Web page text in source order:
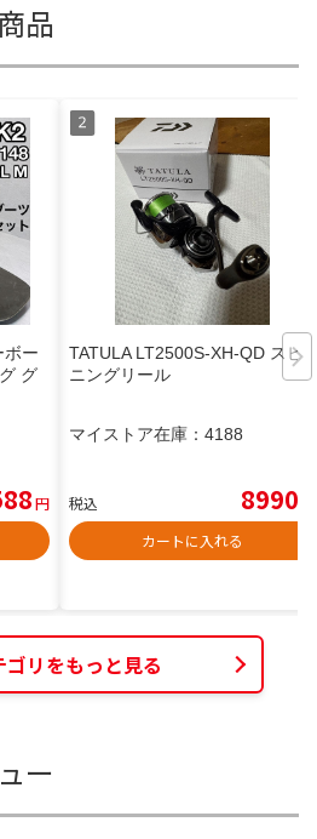
品
ボー
グ
円
TATULA LT2500S-XH-QD スピ
ニングリール
マイストア在庫： 4188
税込 8990
カートに入れる
ゴリをもっと見る
ー